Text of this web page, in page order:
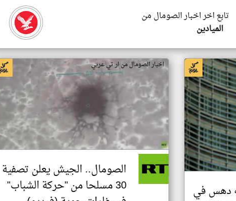
تابع اخر اخبار الصومال من
الميادين
دهس في
اخبار الصومال من ار تي عربي
الصومال.. الجيش يعلن تصفية
30 مسلحا من "حركة الشباب"